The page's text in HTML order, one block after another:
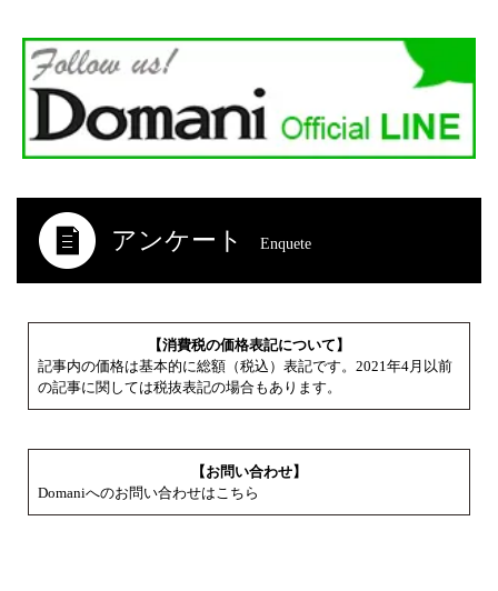
アンケート Enquete
【消費税の価格表記について】
記事内の価格は基本的に総額（税込）表記です。2021年4月以前
の記事に関しては税抜表記の場合もあります。
【お問い合わせ】
Domaniへのお問い合わせはこちら